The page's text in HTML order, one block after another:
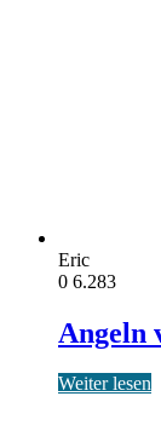
Eric
0 6.283
Angeln
Weiter lesen